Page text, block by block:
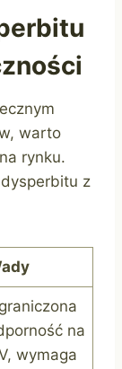
warto
rynku.
z
na
wymaga